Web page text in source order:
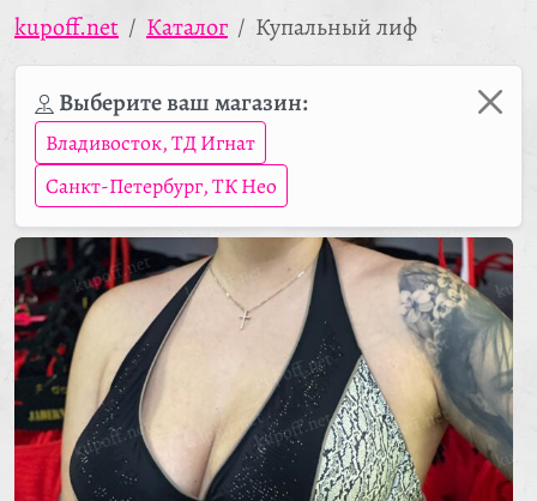
kupoff.net Каталог Купальный лиф
Выберите ваш магазин:
Владивосток, ТД Игнат
Санкт-Петербург, ТК Нео